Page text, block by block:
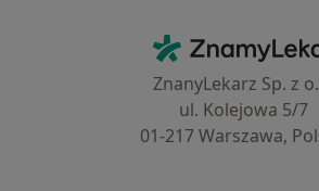
ZnanyLekarz Sp. z
ul. Kolejowa 5/7
01-217 Warszawa,